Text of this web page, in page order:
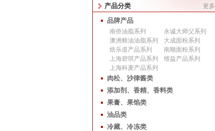
产品分类 更多
品牌产品
南侨油脂系列
永诚大师父系列
澳洲粮油油脂系列
大成面粉系列
焙乐道产品系列
南顺面粉系列
上海碧琪产品系列
维益产品系列
上海科麦产品系列
肉松、沙律酱类
添加剂、香精、香料类
果膏、果馅类
油品类
冷藏、冷冻类